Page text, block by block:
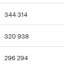
344 314
320 938
296 294